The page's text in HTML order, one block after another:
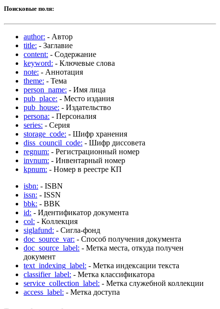
Поисковые поля:
author: - Автор
title: - Заглавие
content: - Содержание
keyword: - Ключевые слова
note: - Аннотация
theme: - Тема
person_name: - Имя лица
pub_place: - Место издания
pub_house: - Издательство
persona: - Персоналия
series: - Серия
storage_code: - Шифр хранения
diss_council_code: - Шифр диссовета
regnum: - Регистрационный номер
invnum: - Инвентарный номер
kpnum: - Номер в реестре КП
isbn: - ISBN
issn: - ISSN
bbk: - BBK
id: - Идентификатор документа
col: - Коллекция
siglafund: - Сигла-фонд
doc_source_var: - Способ получения документа
doc_source_label: - Метка места, откуда получен
документ
text_indexing_label: - Метка индексации текста
classifier_label: - Метка классификатора
service_collection_label: - Метка служебной коллекции
access_label: - Метка доступа